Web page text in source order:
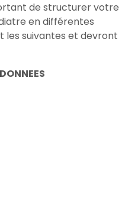
de structurer votre
en différentes
les suivantes et devront